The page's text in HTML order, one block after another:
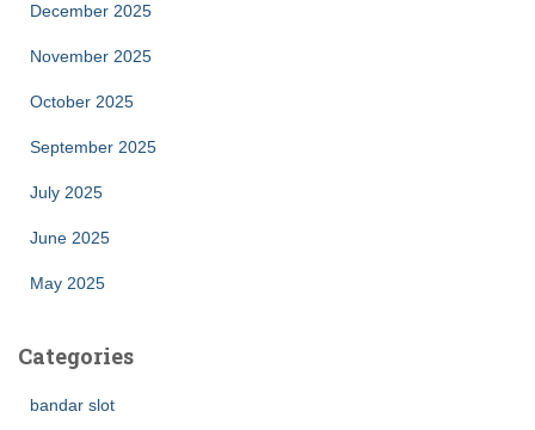
December 2025
November 2025
October 2025
September 2025
July 2025
June 2025
May 2025
Categories
bandar slot